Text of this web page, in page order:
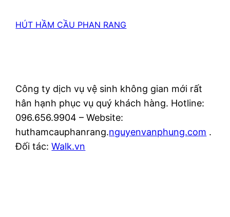
HÚT HẦM CẦU PHAN RANG
Công ty dịch vụ vệ sinh không gian mới rất
hân hạnh phục vụ quý khách hàng. Hotline:
096.656.9904 – Website:
huthamcauphanrang.nguyenvanphung.com .
Đối tác:Walk.vn